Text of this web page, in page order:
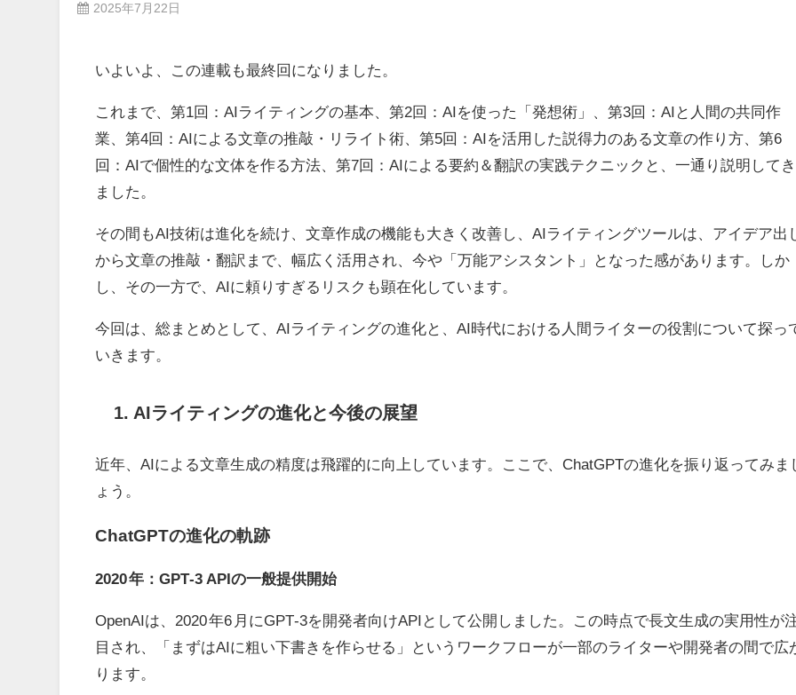
2025年7月22日
いよいよ、この連載も最終回になりました。
これまで、第1 回：AIライティングの基本、第2回： AIを使った「発想術」、第3回： AI と人間の共同作
業、第4回： AIによる文章の推敲・リライト術、第5回： AIを活用した説得力のある文章の作り方、第6
回： AIで個性的な文体を作る方法、第7回： AIによる要約＆翻訳の実践テクニックと、一通り説明してき
ました。
その間もAI技術は進化を続け、文章作成の機能も大きく改善し、 AIライティングツールは、アイデア出
から文章の推敲・翻訳まで、幅広く活用され、今や「万能アシスタント」となった感があります。しか
し、その一方で、 AIに頼りすぎるリスクも顕在化しています。
今回は、総まとめとして、 AIライティングの進化と、 AI時代における人間ライターの役割について探っ
いきます。
1. AIライティングの進化と今後の展望
近年、 AIによる文章生成の精度は飛躍的に向上しています。ここで、 ChatGPTの進化を振り返ってみま
ょう。
ChatGPTの進化の軌跡
2020年：GPT‑3 APIの一般提供開始
OpenAIは、 2020年6 月にGPT‑3を開発者向けAPI として公開しました。この時点で長文生成の実用性が
目され、「まずはAIに粗い下書きを作らせる」というワークフローが一部のライターや開発者の間で広
ります。